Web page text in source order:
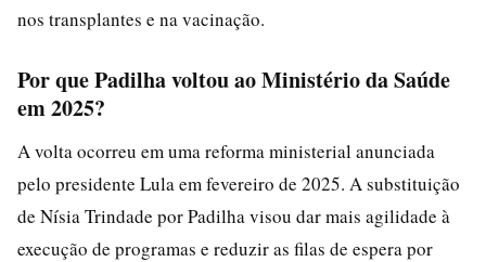
nos transplantes e na vacinação.
Por que Padilha voltou ao Ministério da Saúde
em 2025?
A volta ocorreu em uma reforma ministerial anunciada
pelo presidente Lula em fevereiro de 2025. A substituição
de Nísia Trindade por Padilha visou dar mais agilidade à
execução de programas e reduzir as filas de espera por